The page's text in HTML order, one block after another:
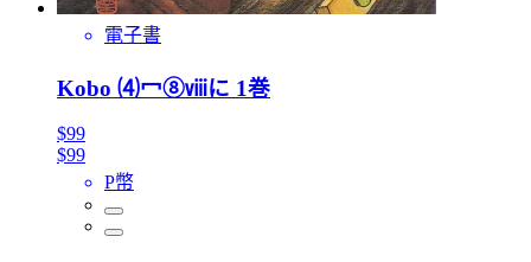
電子書
Kobo ⑷冖⑧ⅷに 1巻
$99
$99
P幣